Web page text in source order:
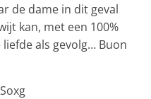
de dame in dit geval
kan, met een 100%
als gevolg… Buon